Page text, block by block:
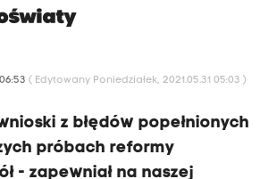
( Edytowany Poniedziałek, 2021.05.31 05:03 )
z błędów popełnionych
próbach reformy
- zapewniał na naszej